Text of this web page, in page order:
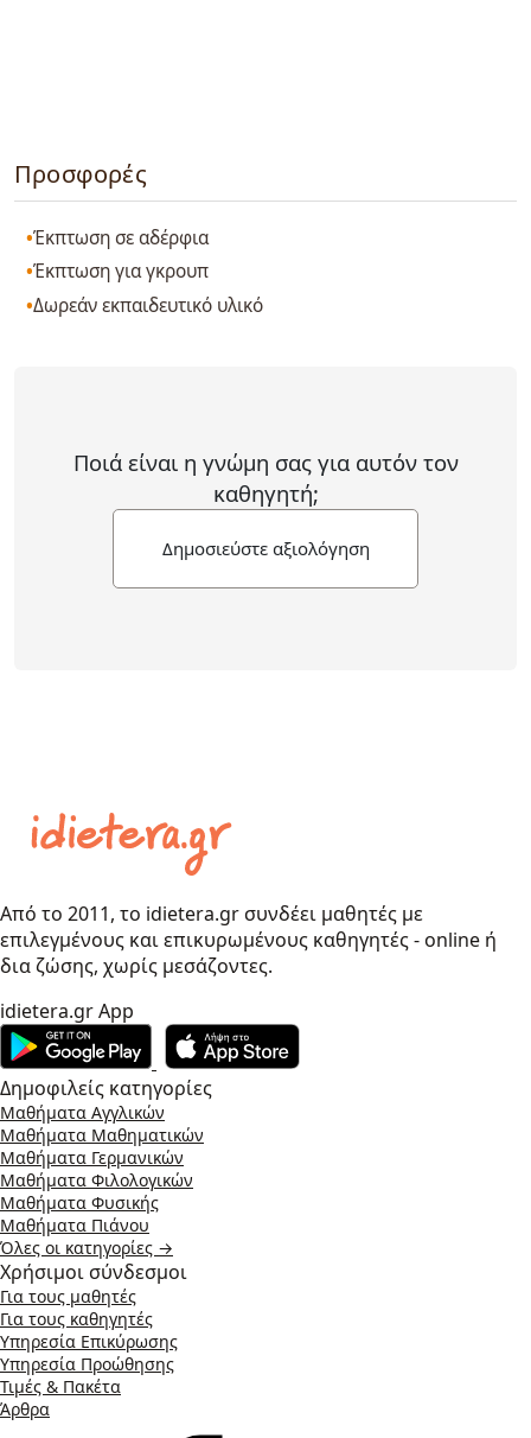
Προσφορές
Έκπτωση σε αδέρφια
Έκπτωση για γκρουπ
Δωρεάν εκπαιδευτικό υλικό
Ποιά είναι η γνώμη σας για αυτόν τον
καθηγητή;
Δημοσιεύστε αξιολόγηση
Από το 2011, το idietera.gr συνδέει μαθητές με
επιλεγμένους και επικυρωμένους καθηγητές - online ή
δια ζώσης, χωρίς μεσάζοντες.
idietera.gr App
Δημοφιλείς κατηγορίες
Μαθήματα Αγγλικών
Μαθήματα Μαθηματικών
Μαθήματα Γερμανικών
Μαθήματα Φιλολογικών
Μαθήματα Φυσικής
Μαθήματα Πιάνου
Όλες οι κατηγορίες →
Χρήσιμοι σύνδεσμοι
Για τους μαθητές
Για τους καθηγητές
Υπηρεσία Επικύρωσης
Υπηρεσία Προώθησης
Τιμές & Πακέτα
Άρθρα